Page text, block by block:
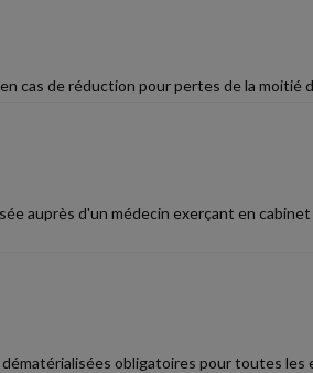
cas de réduction pour pertes de la moitié
auprès d'un médecin exerçant en
obligatoires pour toutes les